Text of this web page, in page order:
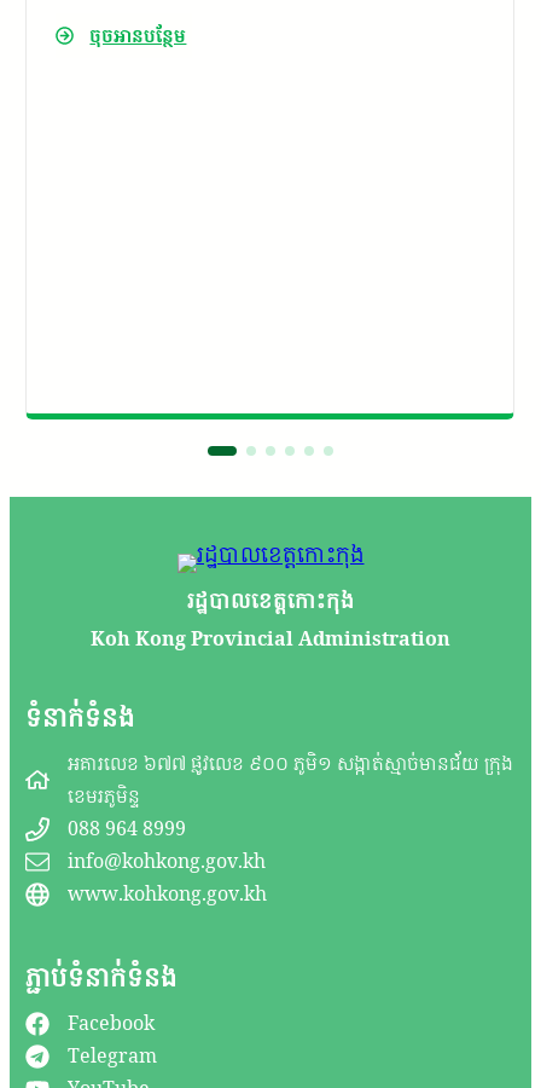
ភូមិ ឃុំ សង្កាត់ មានសុវត្ថិភាពរបស់​ គណៈ​បញ្ជាការ​
ចុចអានបន្ថែម
រដ្ឋបាលខេត្តកោះកុង
Koh Kong Provincial Administration
ទំនាក់ទំនង
អគារលេខ ៦៧៧ ផ្លូវលេខ ៩០០ ភូមិ១ សង្កាត់ស្មាច់មានជ័យ ក្រុង
ខេមរភូមិន្ទ
088 964 8999
info@kohkong.gov.kh
www.kohkong.gov.kh
ភ្ជាប់ទំនាក់ទំនង
Facebook
Telegram